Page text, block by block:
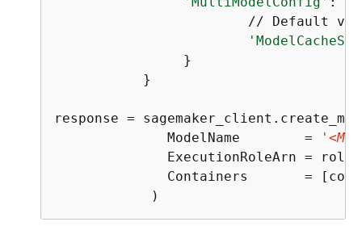
// Default
                }
           }
response =
              ModelName        =
              ExecutionRoleArn = role,
Containers       =
            )